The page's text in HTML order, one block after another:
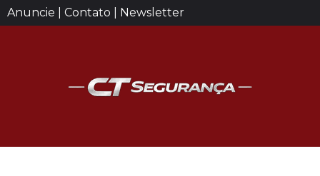
Anuncie | Contato | Newsletter